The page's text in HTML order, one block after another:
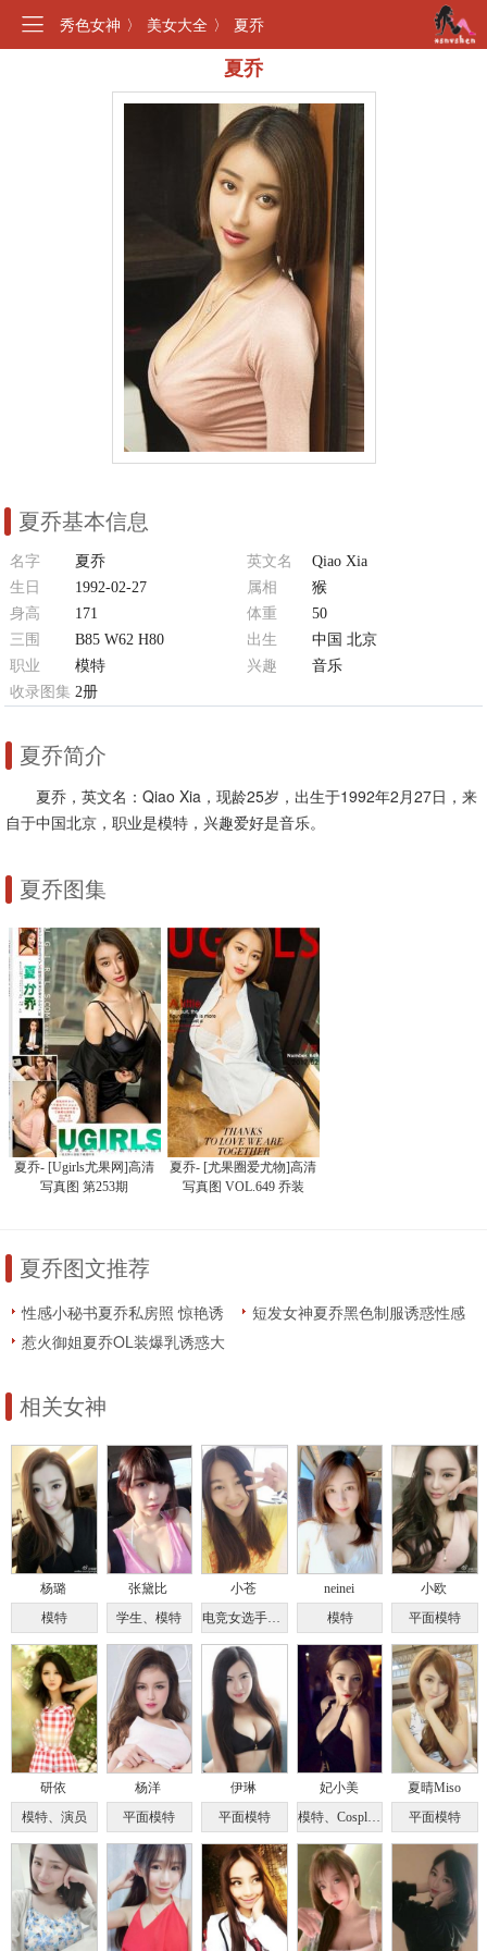
秀色女神 〉 美女大全 〉 夏乔
夏乔
夏乔基本信息
名字 夏乔 英文名
Qiao Xia
生日
1992-02-27 属相
猴
身高
171 体重
50
三围
B85 W62 H80 出生
中国 北京
职业
模特 兴趣
音乐
收录图集 2册
夏乔简介
夏乔，英文名：Qiao Xia，现龄25岁，出生于1992年2月27日，来
自于中国北京，职业是模特，兴趣爱好是音乐。
夏乔图集
夏乔- [Ugirls尤果网]高清
写真图 第253期
夏乔- [尤果圈爱尤物]高清
写真图 VOL.649 乔装
夏乔图文推荐
性感小秘书夏乔私房照 惊艳诱
惑
短发女神夏乔黑色制服诱惑性感
惹火御姐夏乔OL装爆乳诱惑大
相关女神
杨璐
模特
张黛比
学生、模特
小苍
电竞女选手、游戏解说
neinei
模特
小欧
平面模特
研依
模特、演员
杨洋
平面模特
伊琳
平面模特
妃小美
模特、Cosplayer
夏晴Miso
平面模特